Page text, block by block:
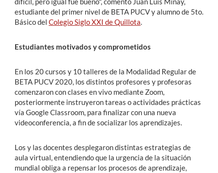
estudiante del primer nivel de BETA PUCV y alumno de 5to.
Básico del Colegio Siglo XXI de Quillota.
Estudiantes motivados y comprometidos
En los 20 cursos y 10 talleres de la Modalidad Regular de
BETA PUCV 2020, los distintos profesores y profesoras
comenzaron con clases en vivo mediante Zoom,
posteriormente instruyeron tareas o actividades prácticas
vía Google Classroom, para finalizar con una nueva
videoconferencia, a fin de socializar los aprendizajes.
Los y las docentes desplegaron distintas estrategias de
aula virtual, entendiendo que la urgencia de la situación
mundial obliga a repensar los procesos de aprendizaje,